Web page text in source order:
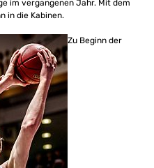
im vergangenen Jahr. Mit dem
in die Kabinen.
Zu Beginn der